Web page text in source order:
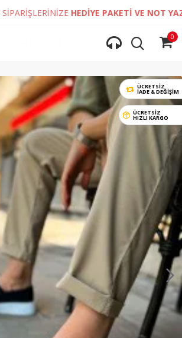
HEDİYE PAKETİ VE NOT YAZDIRMA
0
ÜCRETSİZ
İADE & DEĞIŞIM
ÜCRETSİZ
HIZLI KARGO